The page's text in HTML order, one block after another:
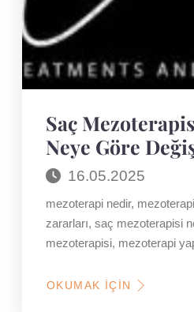
Saç
Neye Göre
16.05.2025
mezoterapi nedir,
zararları, saç mezoterapisi
mezoterapisi, mezoterapi
OKUMAK İÇIN
HAKKINDA